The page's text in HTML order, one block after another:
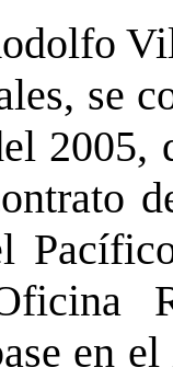
se
2005,
en